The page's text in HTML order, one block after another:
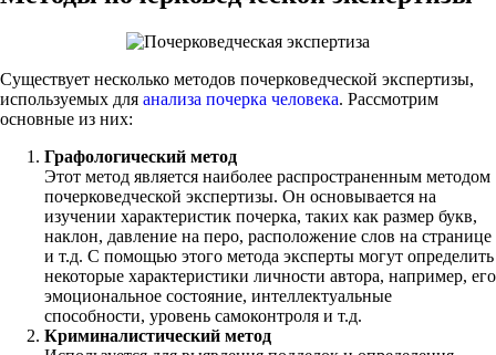
Существует несколько методов почерковедческой экспертизы,
используемых для анализа почерка человека. Рассмотрим
основные из них:
Графологический метод
Этот метод является наиболее распространенным методом
почерковедческой экспертизы. Он основывается на
изучении характеристик почерка, таких как размер букв,
наклон, давление на перо, расположение слов на странице
и т.д. С помощью этого метода эксперты могут определить
некоторые характеристики личности автора, например, его
эмоциональное состояние, интеллектуальные
способности, уровень самоконтроля и т.д.
Криминалистический метод